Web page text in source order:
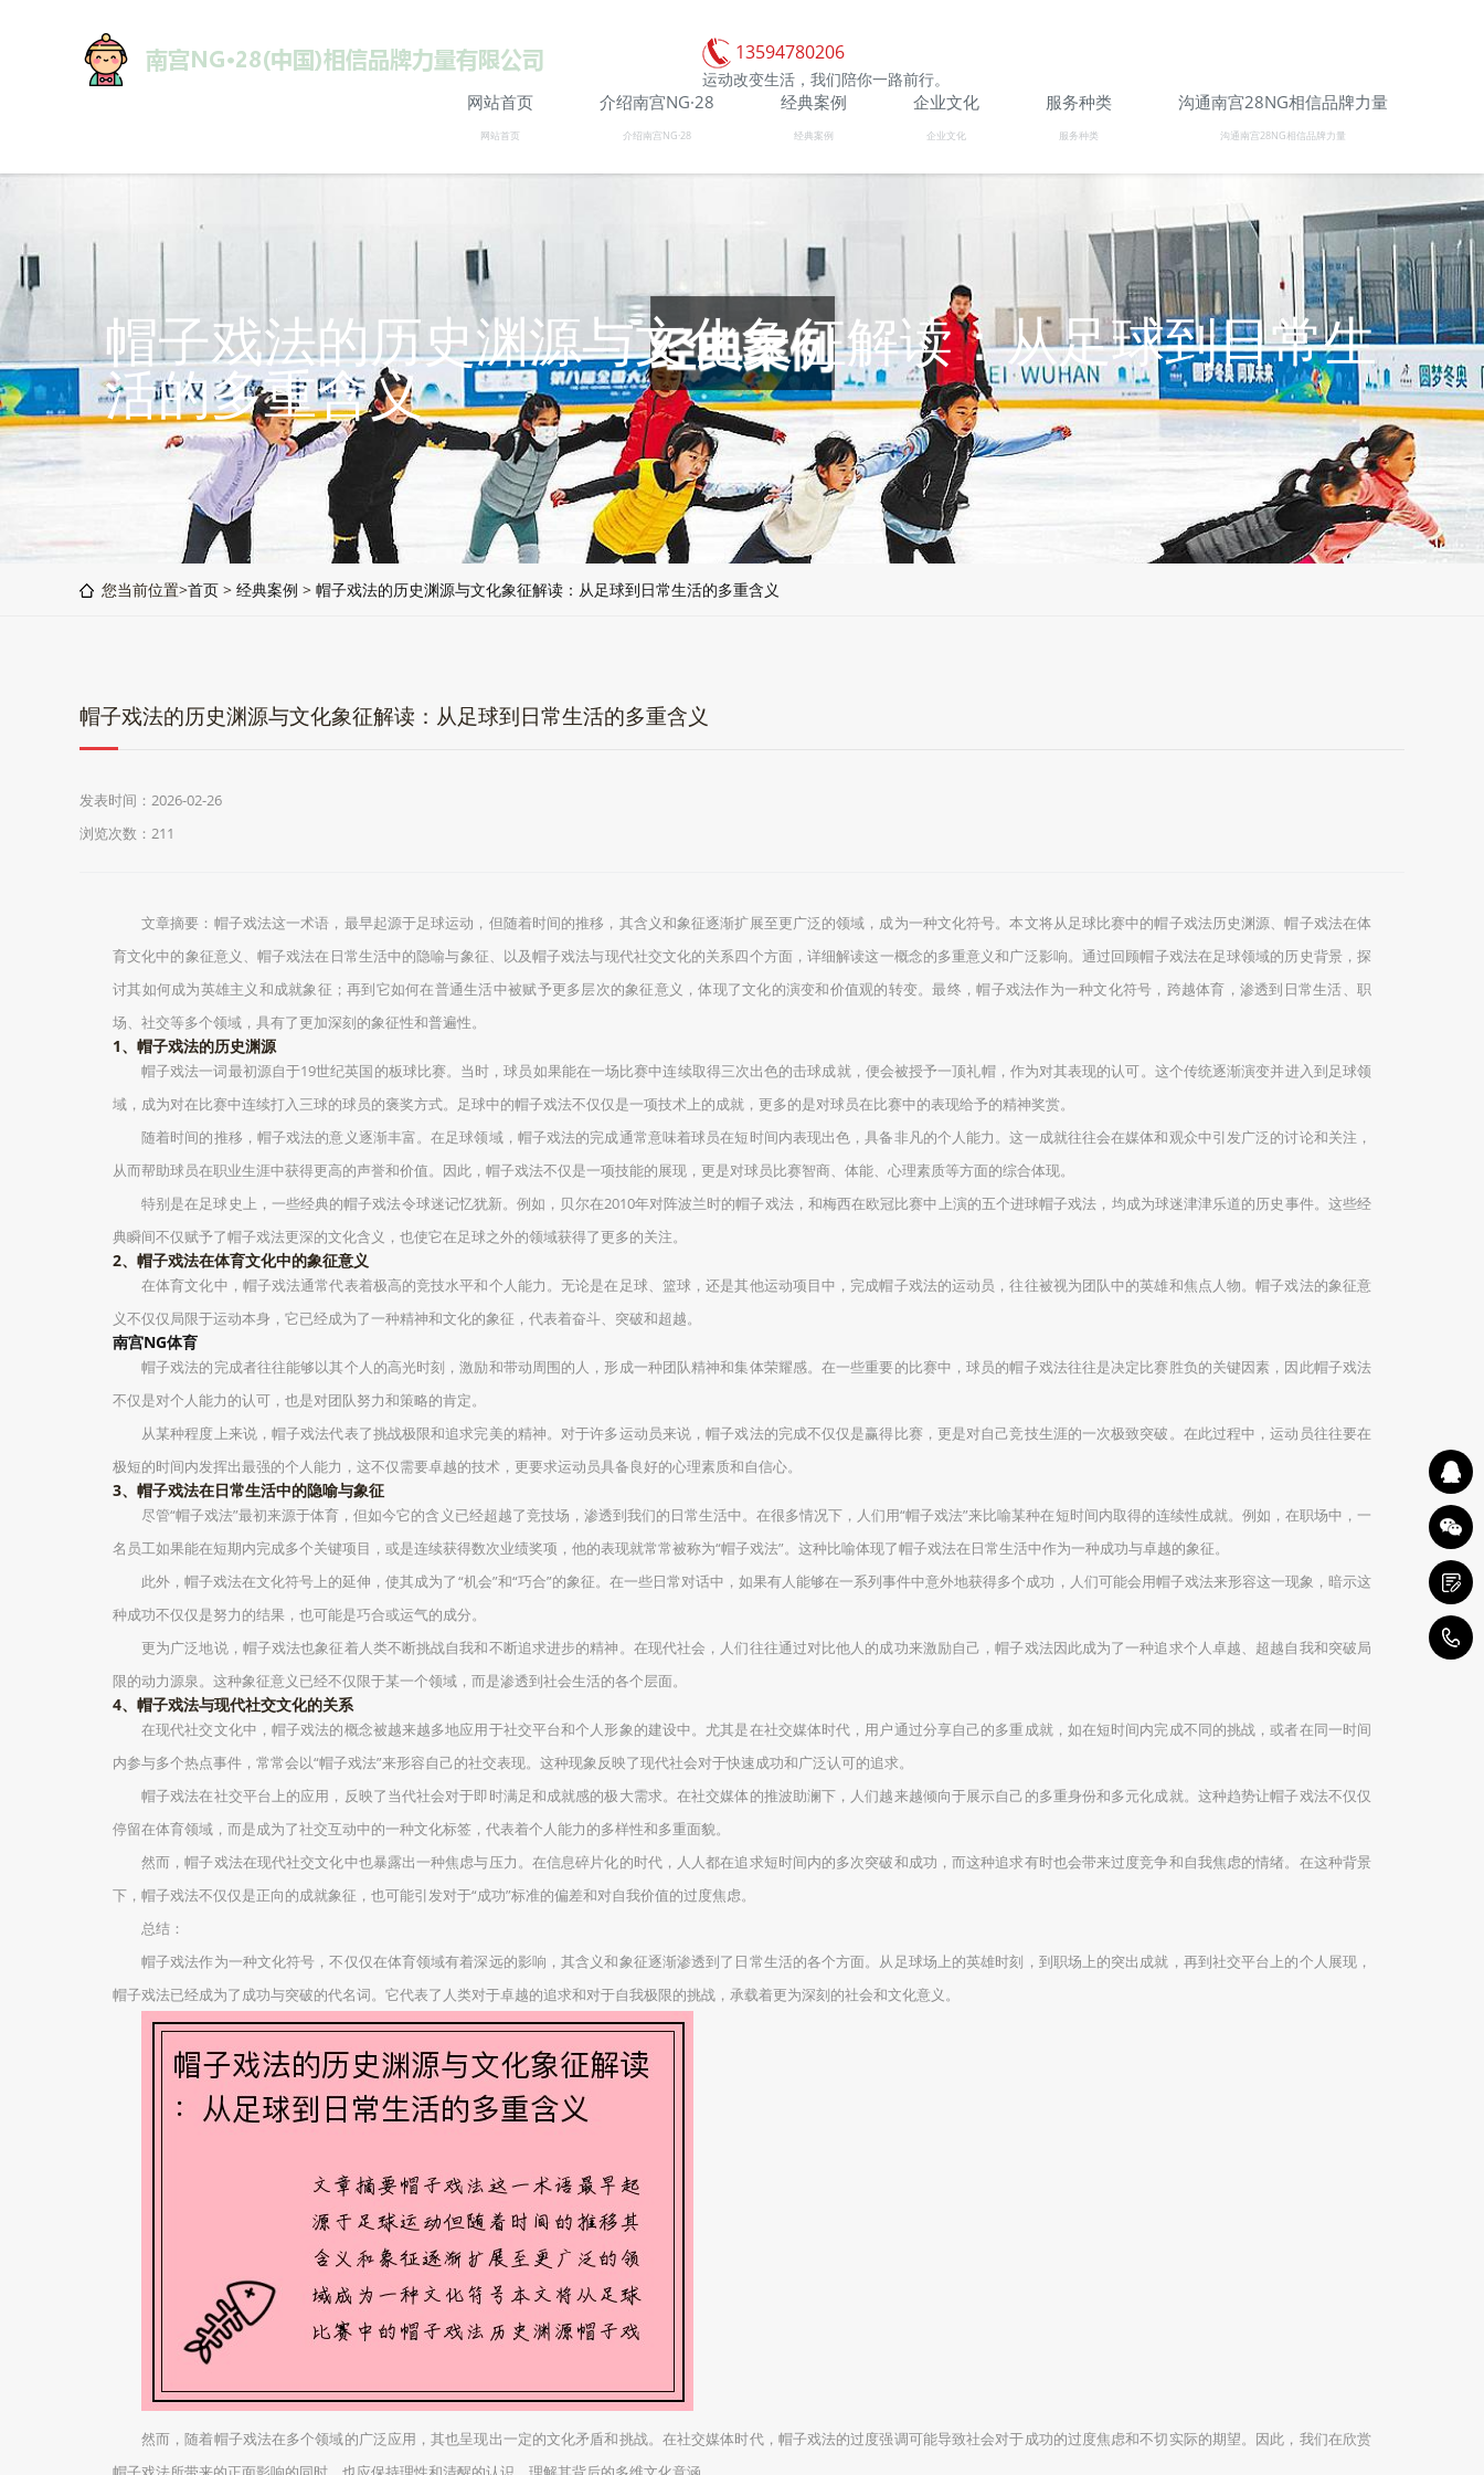
13594780206
运动改变生活，我们陪你一路前行。
网站首页
网站首页
介绍南宫NG·28
介绍南宫NG·28
经典案例
经典案例
企业文化
企业文化
服务种类
服务种类
沟通南宫28NG相信品牌力量
沟通南宫28NG相信品牌力量
帽子戏法的历史渊源与文化象征解读：从足球到日常生
活的多重含义
您当前位置>首页 > 经典案例 > 帽子戏法的历史渊源与文化象征解读：从足球到日常生活的多重含义
帽子戏法的历史渊源与文化象征解读：从足球到日常生活的多重含义
发表时间：2026-02-26
浏览次数：211
文章摘要：帽子戏法这一术语，最早起源于足球运动，但随着时间的推移，其含义和象征逐渐扩展至更广泛的领域，成为一种文化符号。本文将从足球比赛中的帽子戏法历史渊源、帽子戏法在体
育文化中的象征意义、帽子戏法在日常生活中的隐喻与象征、以及帽子戏法与现代社交文化的关系四个方面，详细解读这一概念的多重意义和广泛影响。通过回顾帽子戏法在足球领域的历史背景，探
讨其如何成为英雄主义和成就象征；再到它如何在普通生活中被赋予更多层次的象征意义，体现了文化的演变和价值观的转变。最终，帽子戏法作为一种文化符号，跨越体育，渗透到日常生活、职
场、社交等多个领域，具有了更加深刻的象征性和普遍性。
1、帽子戏法的历史渊源
帽子戏法一词最初源自于19世纪英国的板球比赛。当时，球员如果能在一场比赛中连续取得三次出色的击球成就，便会被授予一顶礼帽，作为对其表现的认可。这个传统逐渐演变并进入到足球领
域，成为对在比赛中连续打入三球的球员的褒奖方式。足球中的帽子戏法不仅仅是一项技术上的成就，更多的是对球员在比赛中的表现给予的精神奖赏。
随着时间的推移，帽子戏法的意义逐渐丰富。在足球领域，帽子戏法的完成通常意味着球员在短时间内表现出色，具备非凡的个人能力。这一成就往往会在媒体和观众中引发广泛的讨论和关注，
从而帮助球员在职业生涯中获得更高的声誉和价值。因此，帽子戏法不仅是一项技能的展现，更是对球员比赛智商、体能、心理素质等方面的综合体现。
特别是在足球史上，一些经典的帽子戏法令球迷记忆犹新。例如，贝尔在2010年对阵波兰时的帽子戏法，和梅西在欧冠比赛中上演的五个进球帽子戏法，均成为球迷津津乐道的历史事件。这些经
典瞬间不仅赋予了帽子戏法更深的文化含义，也使它在足球之外的领域获得了更多的关注。
2、帽子戏法在体育文化中的象征意义
在体育文化中，帽子戏法通常代表着极高的竞技水平和个人能力。无论是在足球、篮球，还是其他运动项目中，完成帽子戏法的运动员，往往被视为团队中的英雄和焦点人物。帽子戏法的象征意
义不仅仅局限于运动本身，它已经成为了一种精神和文化的象征，代表着奋斗、突破和超越。
南宫NG体育
帽子戏法的完成者往往能够以其个人的高光时刻，激励和带动周围的人，形成一种团队精神和集体荣耀感。在一些重要的比赛中，球员的帽子戏法往往是决定比赛胜负的关键因素，因此帽子戏法
不仅是对个人能力的认可，也是对团队努力和策略的肯定。
从某种程度上来说，帽子戏法代表了挑战极限和追求完美的精神。对于许多运动员来说，帽子戏法的完成不仅仅是赢得比赛，更是对自己竞技生涯的一次极致突破。在此过程中，运动员往往要在
极短的时间内发挥出最强的个人能力，这不仅需要卓越的技术，更要求运动员具备良好的心理素质和自信心。
3、帽子戏法在日常生活中的隐喻与象征
尽管“帽子戏法”最初来源于体育，但如今它的含义已经超越了竞技场，渗透到我们的日常生活中。在很多情况下，人们用“帽子戏法”来比喻某种在短时间内取得的连续性成就。例如，在职场中，一
名员工如果能在短期内完成多个关键项目，或是连续获得数次业绩奖项，他的表现就常常被称为“帽子戏法”。这种比喻体现了帽子戏法在日常生活中作为一种成功与卓越的象征。
此外，帽子戏法在文化符号上的延伸，使其成为了“机会”和“巧合”的象征。在一些日常对话中，如果有人能够在一系列事件中意外地获得多个成功，人们可能会用帽子戏法来形容这一现象，暗示这
种成功不仅仅是努力的结果，也可能是巧合或运气的成分。
更为广泛地说，帽子戏法也象征着人类不断挑战自我和不断追求进步的精神。在现代社会，人们往往通过对比他人的成功来激励自己，帽子戏法因此成为了一种追求个人卓越、超越自我和突破局
限的动力源泉。这种象征意义已经不仅限于某一个领域，而是渗透到社会生活的各个层面。
4、帽子戏法与现代社交文化的关系
在现代社交文化中，帽子戏法的概念被越来越多地应用于社交平台和个人形象的建设中。尤其是在社交媒体时代，用户通过分享自己的多重成就，如在短时间内完成不同的挑战，或者在同一时间
内参与多个热点事件，常常会以“帽子戏法”来形容自己的社交表现。这种现象反映了现代社会对于快速成功和广泛认可的追求。
帽子戏法在社交平台上的应用，反映了当代社会对于即时满足和成就感的极大需求。在社交媒体的推波助澜下，人们越来越倾向于展示自己的多重身份和多元化成就。这种趋势让帽子戏法不仅仅
停留在体育领域，而是成为了社交互动中的一种文化标签，代表着个人能力的多样性和多重面貌。
然而，帽子戏法在现代社交文化中也暴露出一种焦虑与压力。在信息碎片化的时代，人人都在追求短时间内的多次突破和成功，而这种追求有时也会带来过度竞争和自我焦虑的情绪。在这种背景
下，帽子戏法不仅仅是正向的成就象征，也可能引发对于“成功”标准的偏差和对自我价值的过度焦虑。
总结：
帽子戏法作为一种文化符号，不仅仅在体育领域有着深远的影响，其含义和象征逐渐渗透到了日常生活的各个方面。从足球场上的英雄时刻，到职场上的突出成就，再到社交平台上的个人展现，
帽子戏法已经成为了成功与突破的代名词。它代表了人类对于卓越的追求和对于自我极限的挑战，承载着更为深刻的社会和文化意义。
然而，随着帽子戏法在多个领域的广泛应用，其也呈现出一定的文化矛盾和挑战。在社交媒体时代，帽子戏法的过度强调可能导致社会对于成功的过度焦虑和不切实际的期望。因此，我们在欣赏